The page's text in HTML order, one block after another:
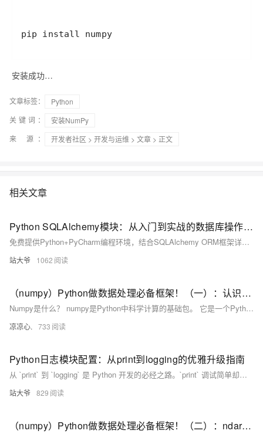
pip install numpy
安装成功…
文章标签：
Python
关键词：
安装NumPy
来 源：
开发者社区 > 开发与运维 > 文章 > 正文
相关文章
Python SQLAlchemy模块：从入门到实战的数据库操作指南
免费提供Python+PyCharm编程环境，结合SQLAlchemy ORM框架详解数据库开发。涵盖连接配置、模型定义、CRUD操作、事务控制及Alembic迁移工具，以电商订单系统为例，深入讲解高并发场景下的性能优化与最佳实践，助你高效构建数据驱动应用。
站大爷 1062
（numpy）Python做数据处理必备框架！（一）：认识numpy；从概念层面开始学习ndarray数组：形状、数组转置、数值范围、矩阵...
Numpy是什么？ numpy是Python中科学计算的基础包。 它是一个Python库，提供多维数组对象、各种派生对象(例如掩码数组和矩阵)以及用于对数组进行快速操作的各种方法，包括数学、逻辑、形状操作、排序、选择、I/0 、离散傅里叶变换、基本线性代数、基本统计运算、随机模拟等等。 Numpy能做什么？ numpy的部分功能如下: ndarray，一个具有矢量算术运算和复杂广播能力的快速且节省空间的多维数组 用于对整组数据进行快速运算的标准数学函数(无需编写循环)。 用于读写磁盘数据的工具以及用于操作内存映射文件的工具。 线性代数、随机数生成以及傅里叶变换功能。 用于集成由C、C++
凉凉心. 733
Python日志模块配置：从print到logging的优雅升级指南
从 `print` 到 `logging` 是 Python 开发的必经之路。`print` 调试简单却难维护，日志混乱、无法分级、缺乏上下文；而 `logging` 支持级别控制、多输出、结构化记录，助力项目可维护性升级。本文详解痛点、优势、迁移方案与最佳实践，助你构建专业日志系统，让程序“有记忆”。
站大爷 829
（numpy）Python做数据处理必备框架！（二）：ndarray切片的使用与运算；常见的ndarray函数：平方根、正余弦、自然对数、指数、幂等运算；统计函数：方差、均值、极差；比较函数...